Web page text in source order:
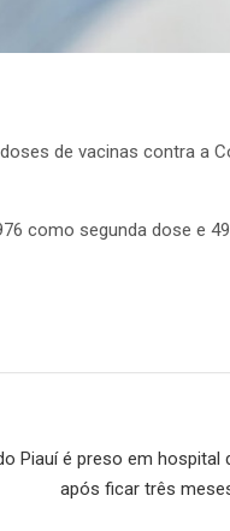
de vacinas contra a
como segunda dose e
Piauí é preso em hospital
após ficar três